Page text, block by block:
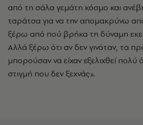
από τη σάλα γεμάτη κόσμο και
ταράτσα για να την απομακρύνω
ξέρω από πού βρήκα τη δύναμη
Αλλά ξέρω ότι αν δεν γινόταν, τα
μπορούσαν να είχαν εξελιχθεί πολύ
στιγμή που δεν ξεχνάς».